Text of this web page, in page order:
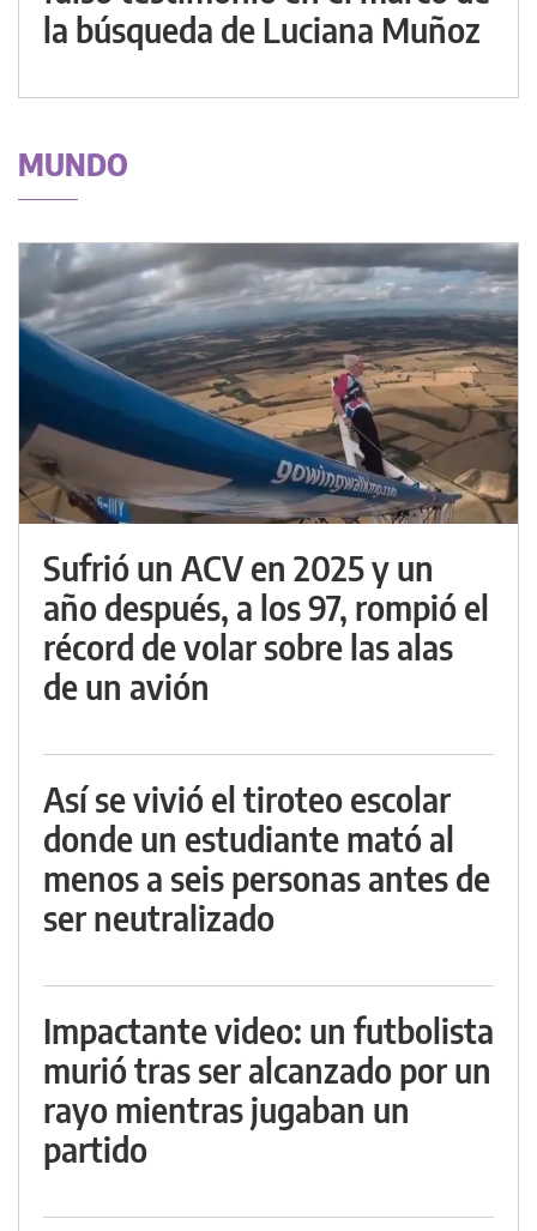
la búsqueda de Luciana Muñoz
MUNDO
Sufrió un ACV en 2025 y un
año después, a los 97, rompió el
récord de volar sobre las alas
de un avión
Así se vivió el tiroteo escolar
donde un estudiante mató al
menos a seis personas antes de
ser neutralizado
Impactante video: un futbolista
murió tras ser alcanzado por un
rayo mientras jugaban un
partido